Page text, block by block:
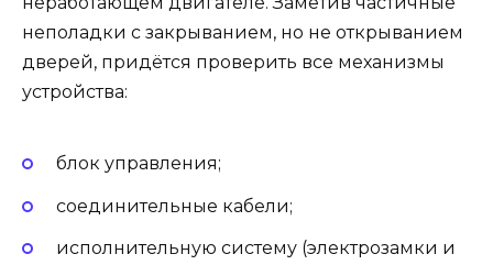
неполадки с закрыванием, но не открыванием
дверей, придётся проверить все механизмы
устройства:
блок управления;
соединительные кабели;
исполнительную систему (электрозамки и